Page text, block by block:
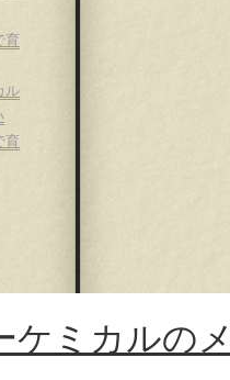
育
ル
育
ケミカル